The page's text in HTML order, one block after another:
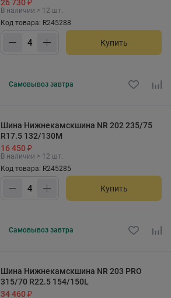
26 730 ₽
В наличии > 12 шт.
Код товара: R245288
Купить
Самовывоз завтра
Шина Нижнекамскшина NR 202 235/75
R17.5 132/130M
16 450 ₽
В наличии > 12 шт.
Код товара: R245285
Купить
Самовывоз завтра
Шина Нижнекамскшина NR 203 PRO
315/70 R22.5 154/150L
34 460 ₽